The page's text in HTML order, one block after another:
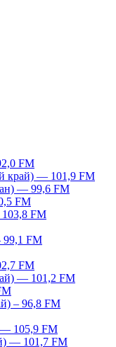
FM
край) — 101,9 FM
— 99,6 FM
FM
FM
99,1 FM
FM
— 101,2 FM
– 96,8 FM
— 105,9 FM
— 101,7 FM